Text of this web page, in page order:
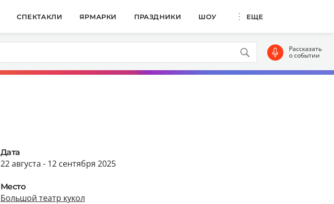
СПЕКТАКЛИ ЯРМАРКИ ПРАЗДНИКИ ШОУ ЕЩЕ
Рассказать
о событии
Дата
22 августа - 12 сентября 2025
Место
Большой театр кукол